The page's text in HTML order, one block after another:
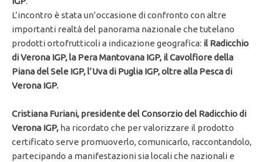
L’incontro è stata un’occasione di confronto con altre
importanti realtà del panorama nazionale che tutelano
prodotti ortofrutticoli a indicazione geografica: il Radicchio
di Verona IGP, la Pera Mantovana IGP, il Cavolfiore della
Piana del Sele IGP, l’Uva di Puglia IGP, oltre alla Pesca di
Verona IGP.
Cristiana Furiani, presidente del Consorzio del Radicchio di
Verona IGP, ha ricordato che per valorizzare il prodotto
certificato serve promuoverlo, comunicarlo, raccontandolo,
partecipando a manifestazioni sia locali che nazionali e